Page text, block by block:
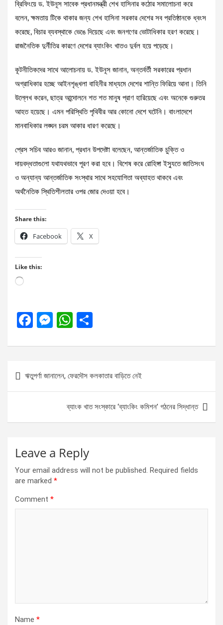
ব্রিফিংয়ে ড. ইউনূস সাবেক প্রধানমন্ত্রী শেখ হাসিনার কঠোর সমালোচনা করে
বলেন, ক্ষমতায় টিকে থাকার জন্য শেখ হাসিনা সরকার দেশের সব প্রতিষ্ঠানকে ধ্বংস
করেছে, বিচার ব্যবস্থাকে ভেঙে দিয়েছে এবং জনগণের ভোটাধিকার হরণ করেছে।
রাজনৈতিক দুর্নীতির কারণে দেশের ব্যাংকিং খাতও দুর্বল হয়ে পড়েছে।
কূটনীতিকদের সাথে আলোচনায় ড. ইউনূস জানান, অন্তর্বর্তী সরকারের প্রধান
অগ্রাধিকার হচ্ছে আইনশৃঙ্খলা বাহিনীর মাধ্যমে দেশের শান্তি ফিরিয়ে আনা। তিনি
উল্লেখ করেন, ছাত্র আন্দোলনে শত শত মানুষ প্রাণ হারিয়েছে এবং অনেকে গুরুতর
আহত হয়েছে। এমন পরিস্থিতি পৃথিবীর আর কোনো দেশে ঘটেনি। বাংলাদেশে
মানবাধিকার লঙ্ঘন চরম আকার ধারণ করেছে।
প্রেস সচিব আরও জানান, প্রধান উপদেষ্টা বলেছেন, আন্তর্জাতিক চুক্তি ও
দায়বদ্ধতাগুলো যথাযথভাবে পূরণ করা হবে। বিশেষ করে রোহিঙ্গা ইস্যুতে জাতিসংঘ
ও অন্যান্য আন্তর্জাতিক সংস্থার সাথে সহযোগিতা অব্যাহত থাকবে এবং
অর্থনৈতিক স্থিতিশীলতার ওপর জোর দেওয়া হবে।
Share this:
Facebook X
Like this:
Loading…
F
ce
b
o
M
se
g
W
at
s
A
p
ar
Post
navigation
ঋতুপর্ণা জানালেন, ফেরদৌস কলকাতার বাড়িতে নেই
ব্যাংক খাত সংস্কারে ‘ব্যাংকিং কমিশন’ গঠনের সিদ্ধান্ত
Leave a Reply
Your email address will not be published. Required fields
are marked *
Comment *
Name *